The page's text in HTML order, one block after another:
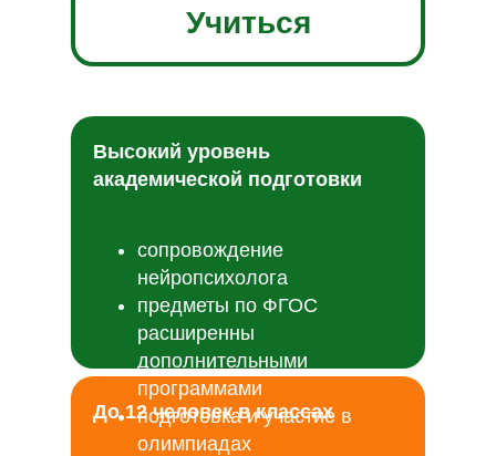
Учиться
До 12 человек в классах
Высокий уровень
академической подготовки
сопровождение
нейропсихолога
предметы по ФГОС
расширенны
дополнительными
программами
подготовка и участие в
олимпиадах